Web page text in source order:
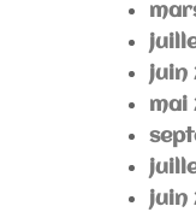
juin
mai
juin